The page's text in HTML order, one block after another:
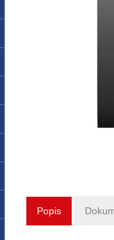
Popis